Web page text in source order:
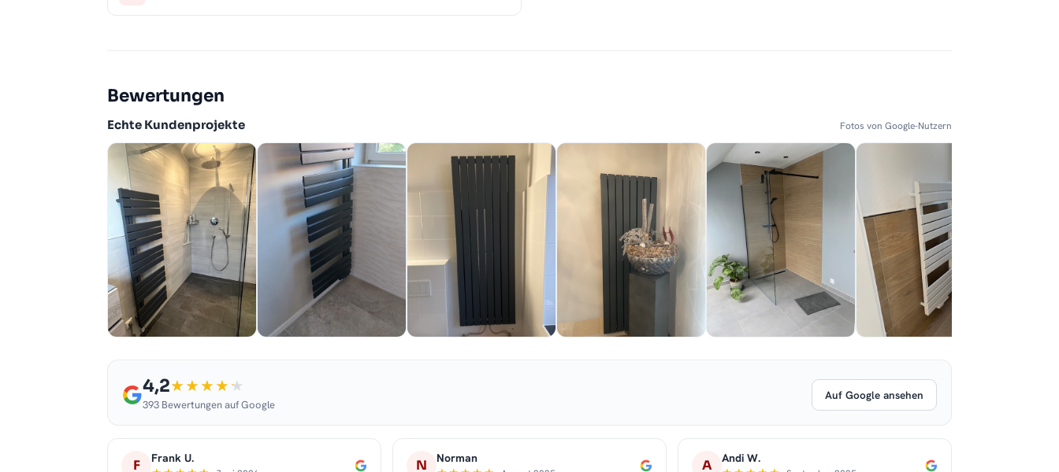
Bewertungen
Echte Kundenprojekte Fotos von Google-Nutzern
4,2
393 Bewertungen auf Google
Auf Google ansehen
F Frank U. N Norman A Andi W.